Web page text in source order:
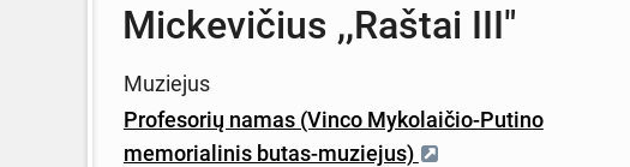
Mickevičius ,,Raštai III"
Muziejus
Profesorių namas (Vinco Mykolaičio-Putino
memorialinis butas-muziejus)